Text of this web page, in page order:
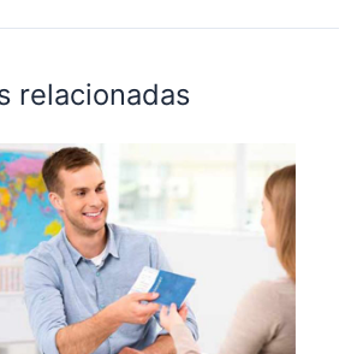
relacionadas